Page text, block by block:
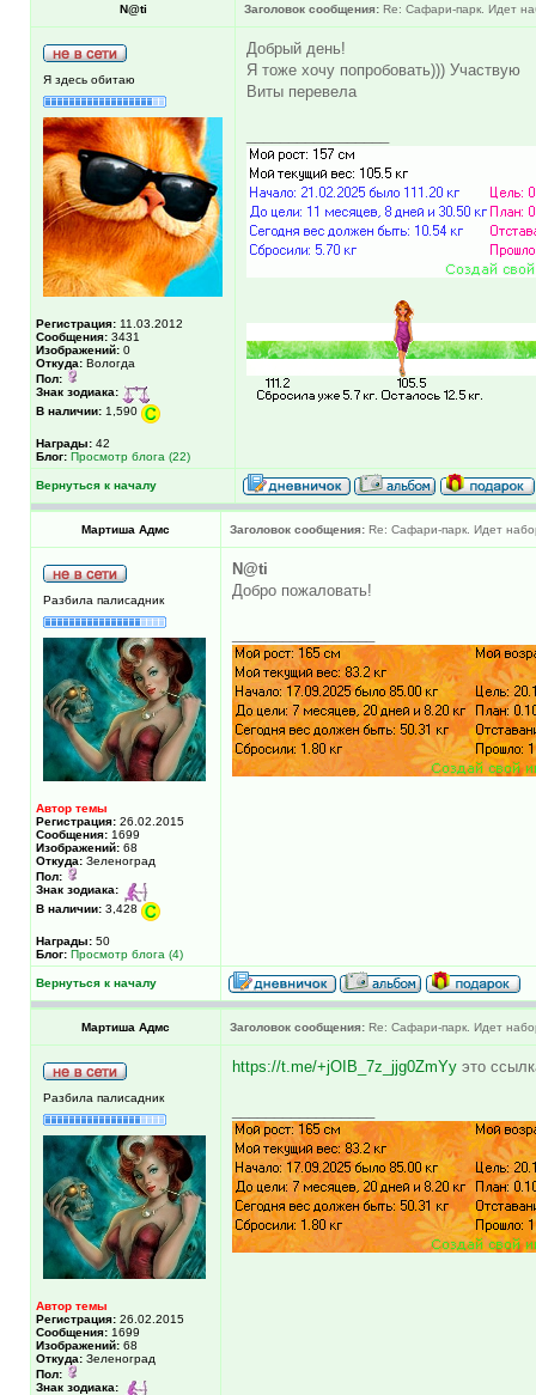
N@ti Заголовок сообщения: Re: Сафари-парк. Идет
Я здесь обитаю
Регистрация: 11.03.2012
Сообщения: 3431
Изображений: 0
Откуда: Вологда
Пол:
Знак зодиака:
В наличии: 1,590
Награды: 42
Блог: Просмотр блога (22)
Добрый день!
Я тоже хочу попробовать))) Участвую
Виты перевела
Вернуться к началу
Мартиша Адмс Заголовок сообщения: Re: Сафари-парк. Идет
Разбила палисадник
Автор темы
Регистрация: 26.02.2015
Сообщения: 1699
Изображений: 68
Откуда: Зеленоград
Пол:
Знак зодиака:
В наличии: 3,428
Награды: 50
Блог: Просмотр блога (4)
N@ti
Добро пожаловать!
Вернуться к началу
Мартиша Адмс Заголовок сообщения: Re: Сафари-парк. Идет
Разбила палисадник
Автор темы
Регистрация: 26.02.2015
Сообщения: 1699
Изображений: 68
Откуда: Зеленоград
Пол:
Знак зодиака:
https://t.me/+jOIB_7z_jjg0ZmYy это